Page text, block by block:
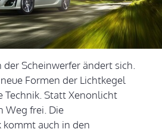
der Scheinwerfer ändert sich.
Formen der Lichtkegel
Technik. Statt Xenonlicht
Weg frei. Die
auch in den